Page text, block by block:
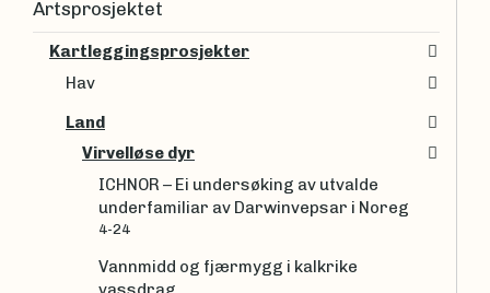
Artsprosjektet
Kartleggingsprosjekter
Hav
Land
Virvelløse dyr
ICHNOR – Ei undersøking av utvalde
underfamiliar av Darwinvepsar i Noreg
4-24
Vannmidd og fjærmygg i kalkrike